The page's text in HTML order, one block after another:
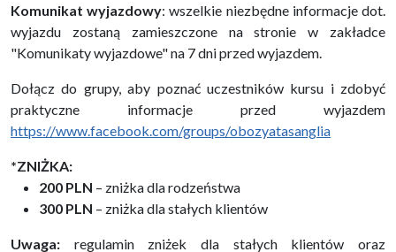
Komunikat wyjazdowy: wszelkie niezbędne informacje dot.
wyjazdu zostaną zamieszczone na stronie w zakładce
"Komunikaty wyjazdowe" na 7 dni przed wyjazdem.
Dołącz do grupy, aby poznać uczestników kursu i zdobyć
praktyczne informacje przed wyjazdem
https://www.facebook.com/groups/obozyatasanglia
*ZNIŻKA:
200 PLN – zniżka dla rodzeństwa
300 PLN – zniżka dla stałych klientów
Uwaga: regulamin zniżek dla stałych klientów oraz